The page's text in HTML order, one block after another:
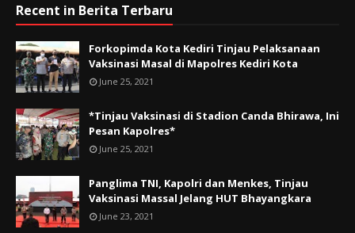
Recent in Berita Terbaru
Forkopimda Kota Kediri Tinjau Pelaksanaan
Vaksinasi Masal di Mapolres Kediri Kota
June 25, 2021
*Tinjau Vaksinasi di Stadion Canda Bhirawa, Ini
Pesan Kapolres*
June 25, 2021
Panglima TNI, Kapolri dan Menkes, Tinjau
Vaksinasi Massal Jelang HUT Bhayangkara
June 23, 2021